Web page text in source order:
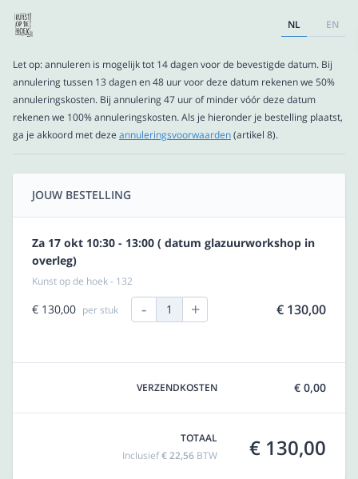
NL EN
Let op: annuleren is mogelijk tot 14 dagen voor de bevestigde datum. Bij
annulering tussen 13 dagen en 48 uur voor deze datum rekenen we 50%
annuleringskosten. Bij annulering 47 uur of minder vóór deze datum
rekenen we 100% annuleringskosten. Als je hieronder je bestelling plaatst,
ga je akkoord met deze annuleringsvoorwaarden(artikel 8).
JOUW BESTELLING
Za 17 okt 10:30 - 13:00 ( datum glazuurworkshop in
overleg)
Kunst op de hoek - 132
€ 130,00 per stuk - 1 + € 130,00
VERZENDKOSTEN € 0,00
TOTAAL
Inclusief€ 22,56 BTW € 130,00